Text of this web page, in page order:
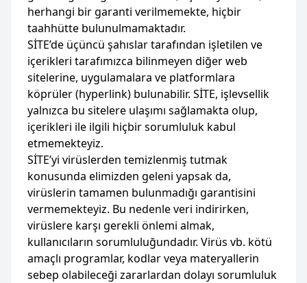
herhangi bir garanti verilmemekte, hiçbir
taahhütte bulunulmamaktadır.
SİTE’de üçüncü şahıslar tarafından işletilen ve
içerikleri tarafımızca bilinmeyen diğer web
sitelerine, uygulamalara ve platformlara
köprüler (hyperlink) bulunabilir. SİTE, işlevsellik
yalnızca bu sitelere ulaşımı sağlamakta olup,
içerikleri ile ilgili hiçbir sorumluluk kabul
etmemekteyiz.
SİTE’yi virüslerden temizlenmiş tutmak
konusunda elimizden geleni yapsak da,
virüslerin tamamen bulunmadığı garantisini
vermemekteyiz. Bu nedenle veri indirirken,
virüslere karşı gerekli önlemi almak,
kullanıcıların sorumluluğundadır. Virüs vb. kötü
amaçlı programlar, kodlar veya materyallerin
sebep olabileceği zararlardan dolayı sorumluluk